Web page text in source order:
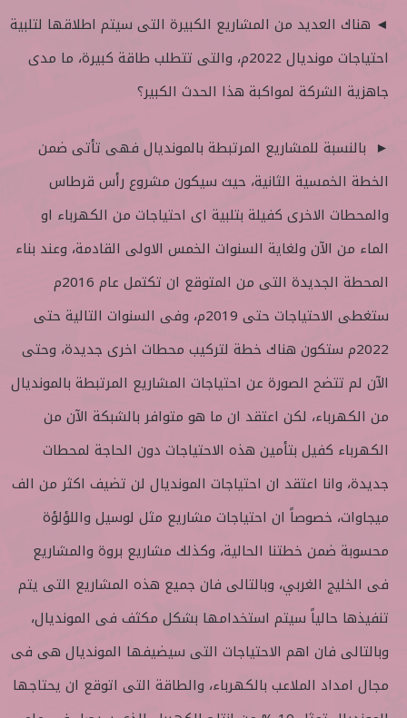
◄ هناك العديد من المشاريع الكبيرة التى سيتم اطلاقها لتلبية
احتياجات مونديال 2022م، والتى تتطلب طاقة كبيرة، ما مدى
جاهزية الشركة لمواكبة هذا الحدث الكبير؟
► بالنسبة للمشاريع المرتبطة بالمونديال فهى تأتى ضمن
الخطة الخمسية الثانية، حيث سيكون مشروع رأس قرطاس
والمحطات الاخرى كفيلة بتلبية اى احتياجات من الكهرباء او
الماء من الآن ولغاية السنوات الخمس الاولى القادمة، وعند بناء
المحطة الجديدة التى من المتوقع ان تكتمل عام 2016م
ستغطى الاحتياجات حتى 2019م، وفى السنوات التالية حتى
2022م ستكون هناك خطة لتركيب محطات اخرى جديدة، وحتى
الآن لم تتضح الصورة عن احتياجات المشاريع المرتبطة بالمونديال
من الكهرباء، لكن اعتقد ان ما هو متوافر بالشبكة الآن من
الكهرباء كفيل بتأمين هذه الاحتياجات دون الحاجة لمحطات
جديدة، وانا اعتقد ان احتياجات المونديال لن تضيف اكثر من الف
ميجاوات، خصوصاً ان احتياجات مشاريع مثل لوسيل واللؤلؤة
محسوبة ضمن خطتنا الحالية، وكذلك مشاريع بروة والمشاريع
فى الخليج الغربي، وبالتالى فان جميع هذه المشاريع التى يتم
تنفيذها حالياً سيتم استخدامها بشكل مكثف فى المونديال،
وبالتالى فان اهم الاحتياجات التى سيضيفها المونديال هى فى
مجال امداد الملاعب بالكهرباء، والطاقة التى اتوقع ان يحتاجها